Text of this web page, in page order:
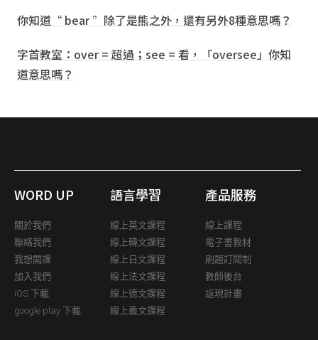
你知道“ bear ”除了是熊之外，還有另外8種意思嗎？
字首教室：over = 超過；see = 看，「oversee」你知
道意思嗎？
WORD UP
關於我們
聯絡我們
我想開課
加入我們
iOS 下載
google play 下載
語言學習
線上英文課程
線上韓文課程
線上日文課程
線上法文課程
線上德文課程
線上義文課程
產品服務
線上課程
電子書教材
刷題訂閱制
教師後台
返現計畫